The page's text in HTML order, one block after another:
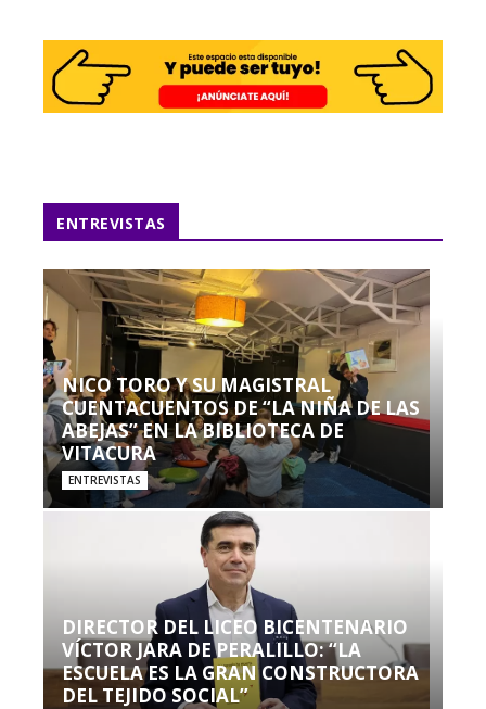
ENTREVISTAS
NICO TORO Y SU MAGISTRAL
CUENTACUENTOS DE “LA NIÑA DE LAS
ABEJAS” EN LA BIBLIOTECA DE
VITACURA
ENTREVISTAS
DIRECTOR DEL LICEO BICENTENARIO
VÍCTOR JARA DE PERALILLO: “LA
ESCUELA ES LA GRAN CONSTRUCTORA
DEL TEJIDO SOCIAL”